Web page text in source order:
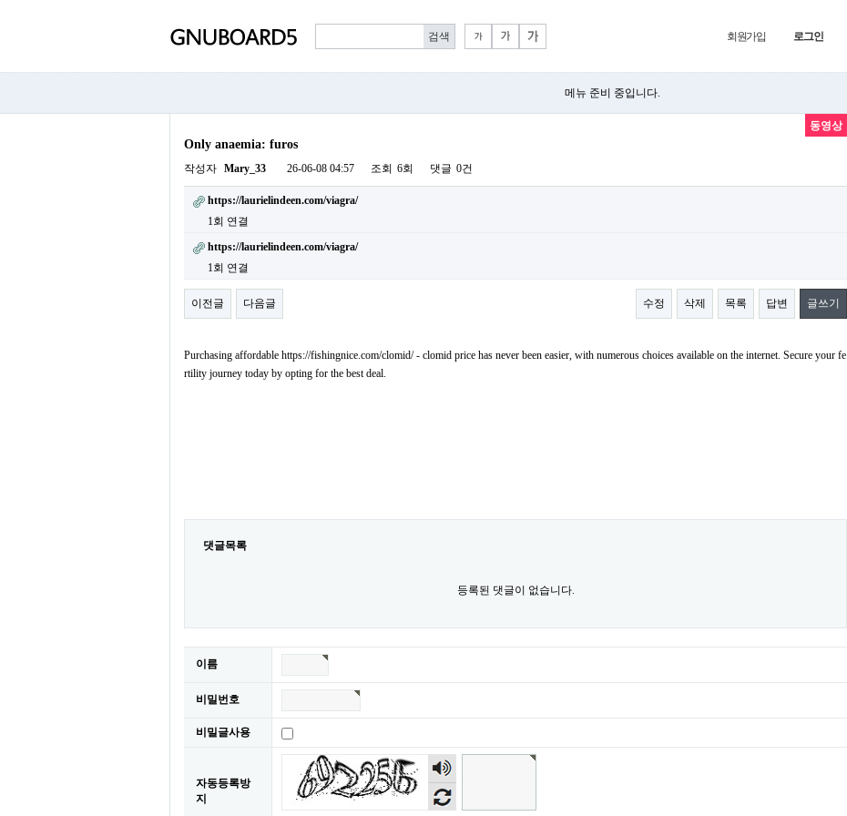
회원가입 로그인
메뉴 준비 중입니다.
동영상
Only anaemia: furos
작성자 Mary_33 26-06-08 04:57 조회 6회 댓글 0건
https://laurielindeen.com/viagra/
1회 연결
https://laurielindeen.com/viagra/
1회 연결
이전글 다음글 수정 삭제 목록 답변 글쓰기
Purchasing affordable https://fishingnice.com/clomid/ - clomid price has never been easier, with numerous choices available on the internet. Secure your fe
rtility journey today by opting for the best deal.
댓글목록
등록된 댓글이 없습니다.
이름
비밀번호
비밀글사용
자동등록방
지
숫자
음성
듣기